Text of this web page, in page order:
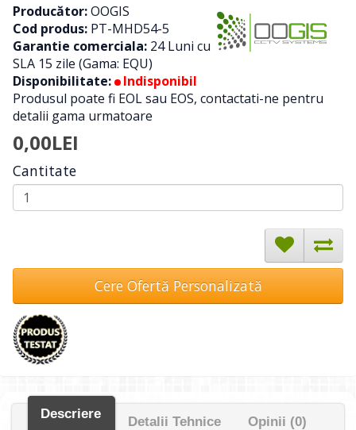
Producător:OOGIS
Cod produs: PT-MHD54-5
Garantie comerciala: 24 Luni cu
SLA 15 zile (Gama: EQU)
Disponibilitate:
Indisponibil
Produsul poate fi EOL sau EOS, contactati-ne pentru
detalii gama urmatoare
0,00LEI
Cantitate
Cere Ofertă Personalizată
Descriere
Detalii Tehnice Opinii (0)